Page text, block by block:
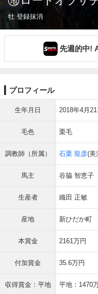
牡 登録抹消
先週的中!
プロフィール
生年月日 2018年4月21
毛色 栗毛
調教師（所属） 石栗 龍彦(美
馬主 谷脇 智恵子
生産者 織田 正敏
産地 新ひだか町
本賞金 2161万円
付加賞金 35.6万円
収得賞金：平地 平地：1470